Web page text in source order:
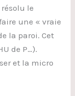
le
une « vraie
la paroi. Cet
de P…).
et la micro